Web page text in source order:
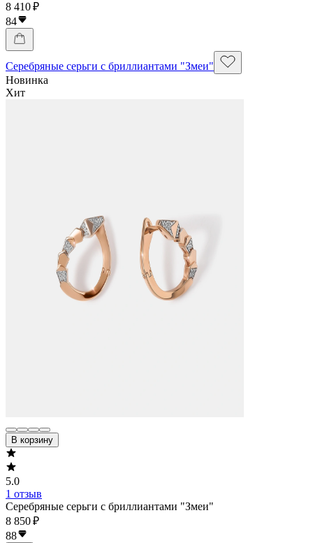
8 410 ₽
84
Серебряные серьги с бриллиантами "Змеи"
Новинка
Хит
В корзину
5.0
1 отзыв
Серебряные серьги с бриллиантами "Змеи"
8 850 ₽
88